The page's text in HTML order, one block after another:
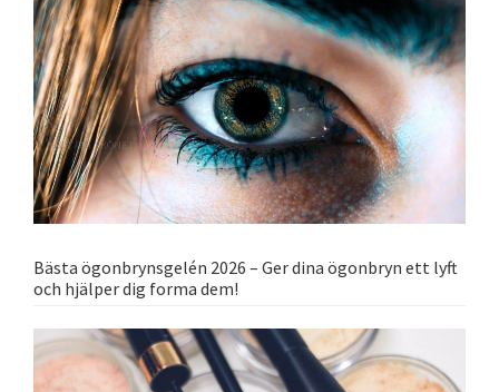
Bästa ögonbrynsgelén 2026 – Ger dina ögonbryn ett lyft
och hjälper dig forma dem!